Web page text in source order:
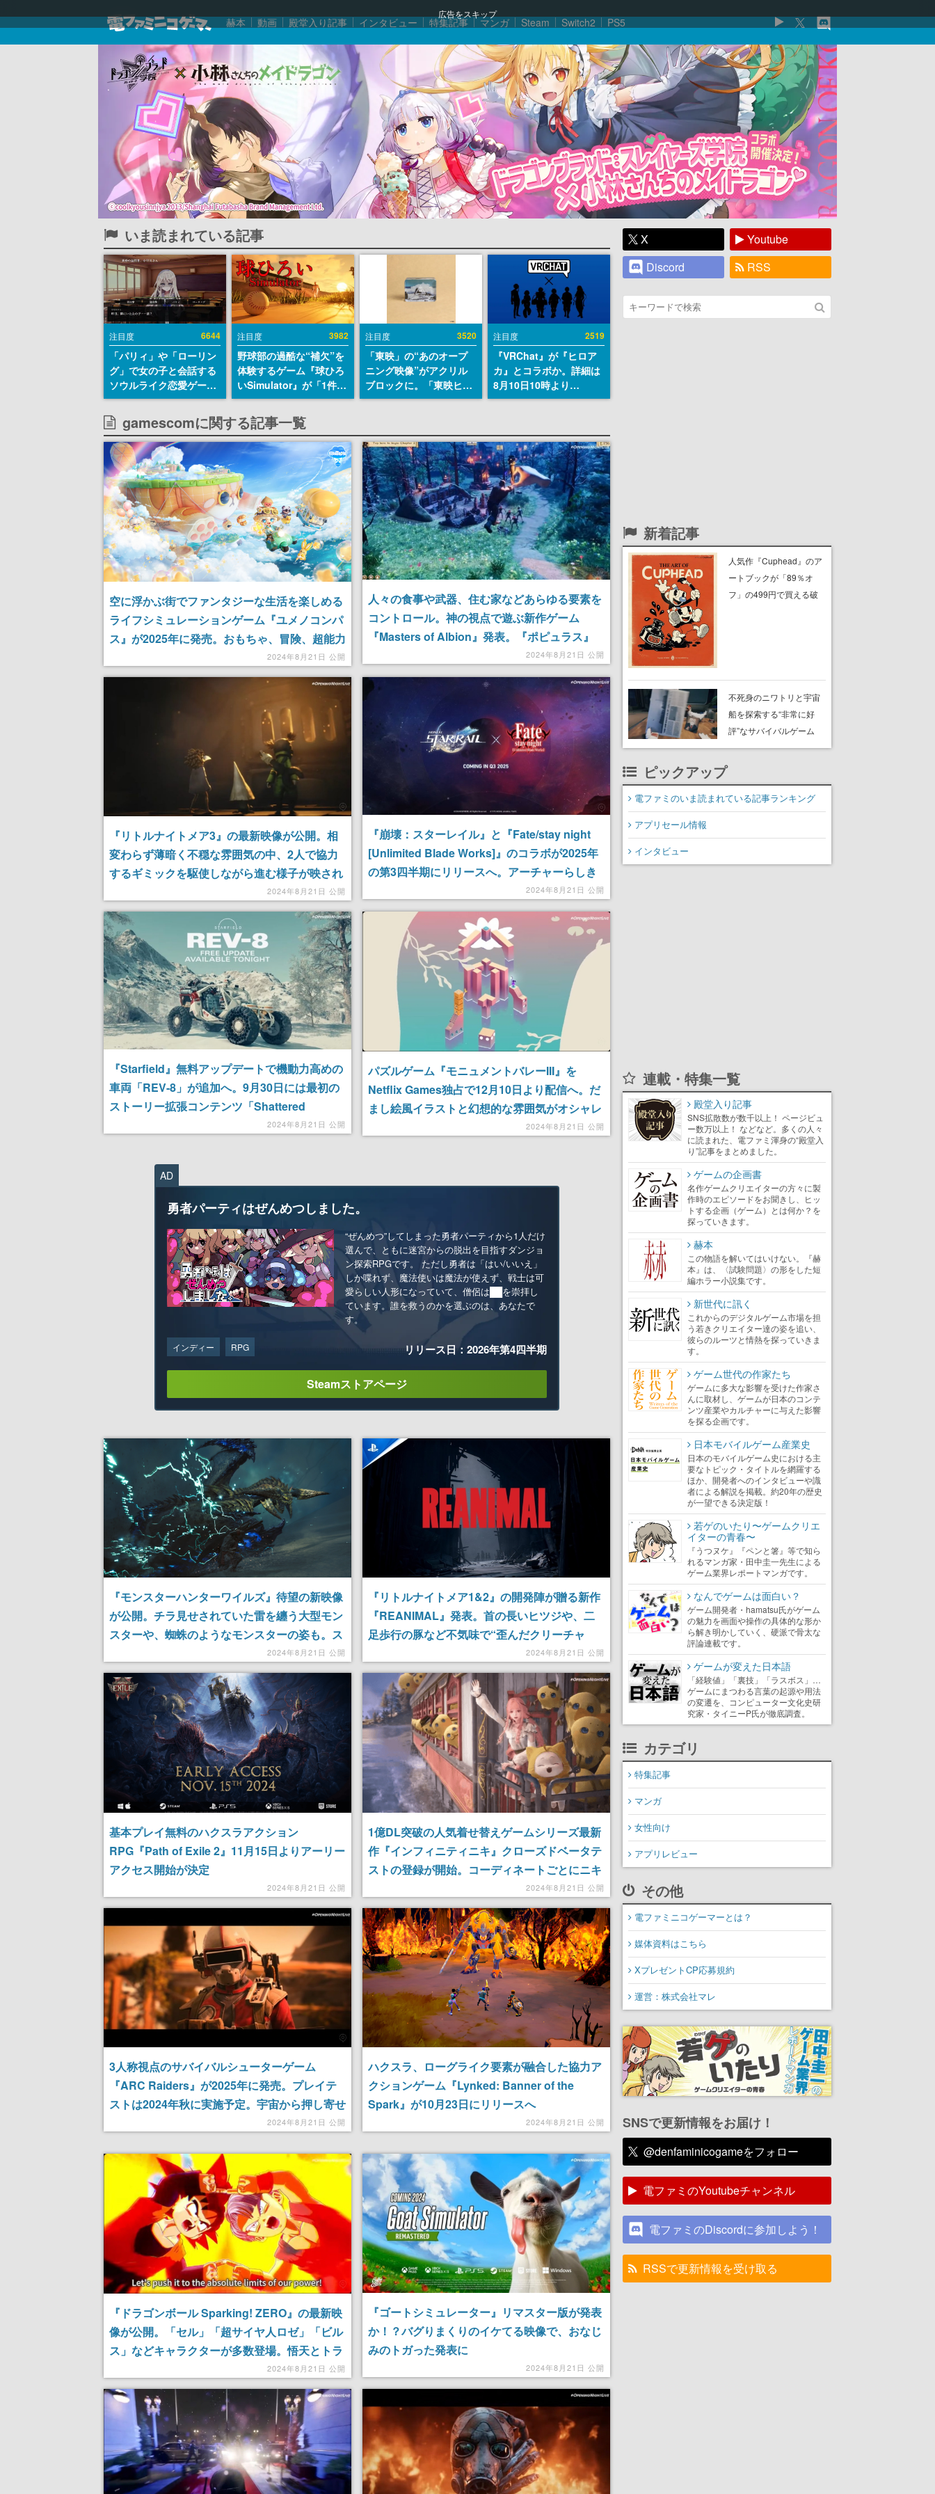
広告をスキップ
赫本 動画 殿堂入り記事 インタビュー 特集記事 マンガ Steam Switch2 PS5
いま読まれている記事
注目度 6644
「パリィ」や「ローリン
グ」で女の子と会話する
ソウルライク恋愛ゲーム
『小早川さんはソウルラ
イク』無料公開。返事に
失敗すると「YOU
DIED」
注目度 3982
野球部の過酷な“補欠”を
体験するゲーム『球ひろ
いSimulator』が「1件」
のウィッシュリストをも
とにチェコ語に対応し
SNSで話題に。『キング
ダム・カム』開発元やチ
ェコのプロ野球選手から
称賛の声
注目度 3520
「東映」の“あのオープ
ニング映像”がアクリル
ブロックに。「東映ヒス
トリカル グッズコレクシ
注目度 2519
『VRChat』が『ヒロア
カ』とコラボか。詳細は
8月10日10時より
「Anique | アニーク」公
gamescomに関する記事一覧
空に浮かぶ街でファンタジーな生活を楽しめる
ライフシミュレーションゲーム『ユメノコンパ
ス』が2025年に発売。おもちゃ、冒険、超能力
が融合する不思議な雰囲気が特徴的。“ガラク
タ”な超能力を活用して笑顔いっぱいの奇想天
2024年8月21日 公開
人々の食事や武器、住む家などあらゆる要素を
コントロール。神の視点で遊ぶ新作ゲーム
『Masters of Albion』発表。『ポピュラス』
『フェイブル』生みの親であるピーター・モリ
ニュー氏が携わる作品
2024年8月21日 公開
『リトルナイトメア3』の最新映像が公開。相
変わらず薄暗く不穏な雰囲気の中、2人で協力
するギミックを駆使しながら進む様子が映され
た。カブトムシを撃ち落す場面は不穏な空気を
感じる……
2024年8月21日 公開
『崩壊：スターレイル』と『Fate/stay night
[Unlimited Blade Works]』のコラボが2025年
の第3四半期にリリースへ。アーチャーらしき
男性の声が登場する最新映像が公開2024年8月21日 公開
『Starfield』無料アップデートで機動力高めの
車両「REV-8」が追加へ。9月30日には最初の
ストーリー拡張コンテンツ「Shattered
2024年8月21日 公開
パズルゲーム『モニュメントバレーIII』を
Netflix Games独占で12月10日より配信へ。だ
まし絵風イラストと幻想的な雰囲気がオシャレ
2024年8月21日 公開
AD
勇者パーティはぜんめつしました。
“ぜんめつ”してしまった勇者パーティから1人だけ
選んで、ともに迷宮からの脱出を目指すダンジョ
ン探索RPGです。 ただし勇者は「はい/いいえ」
しか喋れず、魔法使いは魔法が使えず、戦士は可
愛らしい人形になっていて、僧侶は██を崇拝し
ています。誰を救うのかを選ぶのは、あなたで
す。
インディー RPG リリース日：2026年第4四半期
Steamストアページ
『モンスターハンターワイルズ』待望の新映像
が公開。チラ見せされていた雷を纏う大型モン
スターや、蜘蛛のようなモンスターの姿も。ス
トーリーやいきいきとした拠点での活動、おい
しそうなお肉の存在も伺えた
2024年8月21日 公開
『リトルナイトメア1&2』の開発陣が贈る新作
『REANIMAL』発表。首の長いヒツジや、二
足歩行の豚など不気味で“歪んだクリーチャ
2024年8月21日 公開
基本プレイ無料のハクスラアクション
RPG『Path of Exile 2』11月15日よりアーリー
アクセス開始が決定
2024年8月21日 公開
1億DL突破の人気着せ替えゲームシリーズ最新
作『インフィニティニキ』クローズドベータテ
ストの登録が開始。コーディネートごとにニキ
が特殊な力を獲得できるオープンワールドアド
ベンチャーゲーム
2024年8月21日 公開
3人称視点のサバイバルシューターゲーム
『ARC Raiders』が2025年に発売。プレイテ
ストは2024年秋に実施予定。宇宙から押し寄せ
る無慈悲なロボット軍団ARCの襲撃に立ち向か
2024年8月21日 公開
ハクスラ、ローグライク要素が融合した協力ア
クションゲーム『Lynked: Banner of the
Spark』が10月23日にリリースへ
2024年8月21日 公開
『ドラゴンボール Sparking! ZERO』の最新映
像が公開。「セル」「超サイヤ人ロゼ」「ビル
ス」などキャラクターが多数登場。悟天とトラ
ンクスがフュージョンしている姿も2024年8月21日 公開
『ゴートシミュレーター』リマスター版が発表
か！？バグりまくりのイケてる映像で、おなじ
みのトガった発表に
2024年8月21日 公開
X
Youtube
Discord
RSS
新着記事
人気作『Cuphead』のア
ートブックが「89％オ
フ」の499円で買える破
ラ、ステージのイラスト
も収録
不死身のニワトリと宇宙
船を探索する“非常に好
評”なサバイバルゲーム
『Breathedge』が無料で
ピックアップ
電ファミのいま読まれている記事ランキング
アプリセール情報
インタビュー
連載・特集一覧
殿堂入り記事
SNS拡散数が数千以上！ ページビュ
ー数万以上！ などなど。多くの人々
に読まれた、電ファミ渾身の“殿堂入
り”記事をまとめました。
ゲームの企画書
名作ゲームクリエイターの方々に製
作時のエピソードをお聞きし、ヒッ
トする企画（ゲーム）とは何か？を
探っていきます。
赫本
この物語を解いてはいけない。『赫
本』は、〈試験問題〉の形をした短
編ホラー小説集です。
新世代に訊く
これからのデジタルゲーム市場を担
う若きクリエイター達の姿を追い、
彼らのルーツと情熱を探っていきま
す。
ゲーム世代の作家たち
ゲームに多大な影響を受けた作家さ
んに取材し、ゲームが日本のコンテ
ンツ産業やカルチャーに与えた影響
を探る企画です。
日本モバイルゲーム産業史
日本のモバイルゲーム史における主
要なトピック・タイトルを網羅する
ほか、開発者へのインタビューや識
者による解説を掲載。約20年の歴史
が一望できる決定版！
若ゲのいたり〜ゲームクリエ
イターの青春〜
『うつヌケ』『ペンと箸』等で知ら
れるマンガ家・田中圭一先生による
ゲーム業界レポートマンガです。
なんでゲームは面白い？
ゲーム開発者・hamatsu氏がゲーム
の魅力を画面や操作の具体的な形か
ら解き明かしていく、硬派で骨太な
評論連載です。
ゲームが変えた日本語
「経験値」「裏技」「ラスボス」…
ゲームにまつわる言葉の起源や用法
の変遷を、コンピューター文化史研
究家・タイニーP氏が徹底調査。
カテゴリ
特集記事
マンガ
女性向け
アプリレビュー
その他
電ファミニコゲーマーとは？
媒体資料はこちら
XプレゼントCP応募規約
運営：株式会社マレ
SNSで更新情報をお届け！
@denfaminicogameをフォロー
電ファミのYoutubeチャンネル
電ファミのDiscordに参加しよう！
RSSで更新情報を受け取る